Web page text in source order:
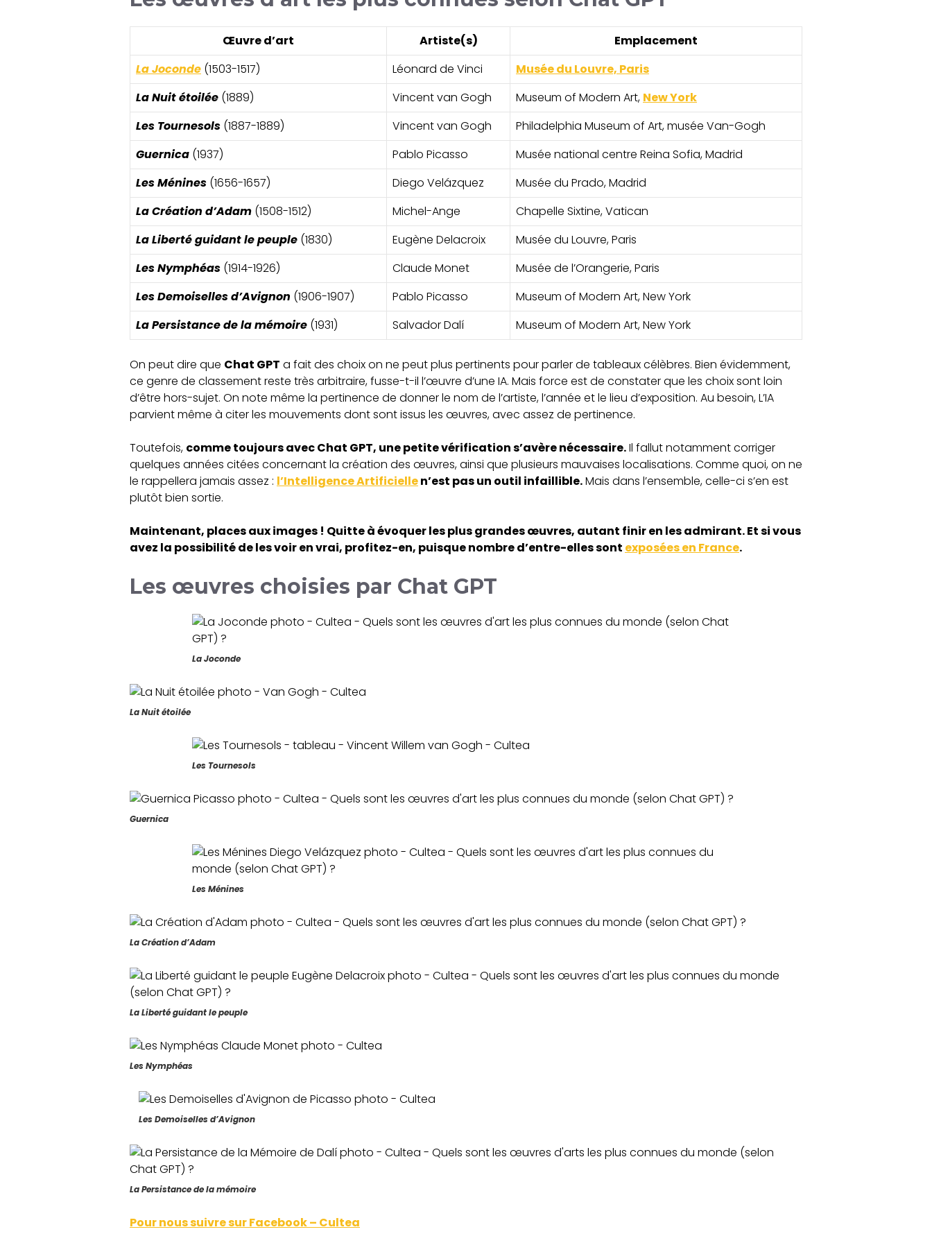
Œuvre d’art Artiste(s)
Emplacement
La Joconde (1503-1517) Léonard de Vinci
Musée du Louvre, Paris
La Nuit étoilée (1889) Vincent van Gogh Museum of Modern Art, New York
Les Tournesols (1887-1889) Vincent van Gogh
Philadelphia Museum of Art, musée Van-Gogh
Guernica (1937) Pablo Picasso
Musée national centre Reina Sofia, Madrid
Les Ménines (1656-1657) Diego Velázquez
Musée du Prado, Madrid
La Création d’Adam (1508-1512) Michel-Ange
Chapelle Sixtine, Vatican
La Liberté guidant le peuple (1830) Eugène Delacroix
Musée du Louvre, Paris
Les Nymphéas (1914-1926) Claude Monet
Musée de l’Orangerie, Paris
Les Demoiselles d’Avignon (1906-1907) Pablo Picasso
Museum of Modern Art, New York
La Persistance de la mémoire (1931) Salvador Dalí Museum of Modern Art, New York
On peut dire que Chat GPT a fait des choix on ne peut plus pertinents pour parler de tableaux célèbres. Bien évidemment,
ce genre de classement reste très arbitraire, fusse-t-il l’œuvre d’une IA. Mais force est de constater que les choix sont loin
d’être hors-sujet. On note même la pertinence de donner le nom de l’artiste, l’année et le lieu d’exposition. Au besoin, L’IA
parvient même à citer les mouvements dont sont issus les œuvres, avec assez de pertinence.
Toutefois, comme toujours avec Chat GPT, une petite vérification s’avère nécessaire.Il fallut notamment corriger
quelques années citées concernant la création des œuvres, ainsi que plusieurs mauvaises localisations. Comme quoi, on ne
le rappellera jamais assez : l’Intelligence Artificiellen’est pas un outil infaillible.Mais dans l’ensemble, celle-ci s’en est
plutôt bien sortie.
Maintenant, places aux images ! Quitte à évoquer les plus grandes œuvres, autant finir en les admirant. Et si vous
avez la possibilité de les voir en vrai, profitez-en, puisque nombre d’entre-elles sont exposées en France.
Les œuvres choisies par Chat GPT
La Joconde
La Nuit étoilée
Les Tournesols
Guernica
Les Ménines
La Création d’Adam
La Liberté guidant le peuple
Les Nymphéas
Les Demoiselles d’Avignon
La Persistance de la mémoire
Pour nous suivre sur Facebook – Cultea